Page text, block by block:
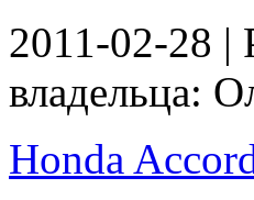
2011-02-28 |
владельца:
Honda